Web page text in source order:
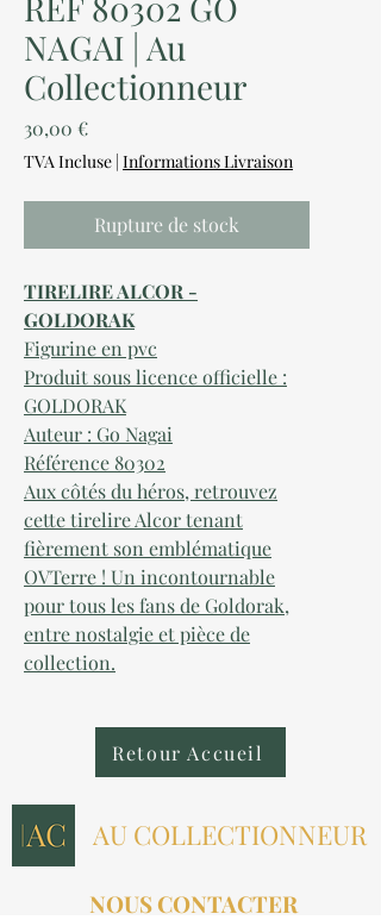
NAGAI | Au
Collectionneur
30,00 €Prix
TVA Incluse | Informations Livraison
Rupture de stock
TIRELIRE ALCOR -
GOLDORAK
Figurine en pvc
Produit sous licence officielle :
GOLDORAK
Auteur : Go Nagai
Référence 80302
Aux côtés du héros, retrouvez
cette tirelire Alcor tenant
fièrement son emblématique
OVTerre ! Un incontournable
pour tous les fans de Goldorak,
entre nostalgie et pièce de
collection.
Retour Accueil
AU COLLECTIONNEUR
NOUS CONTACTER